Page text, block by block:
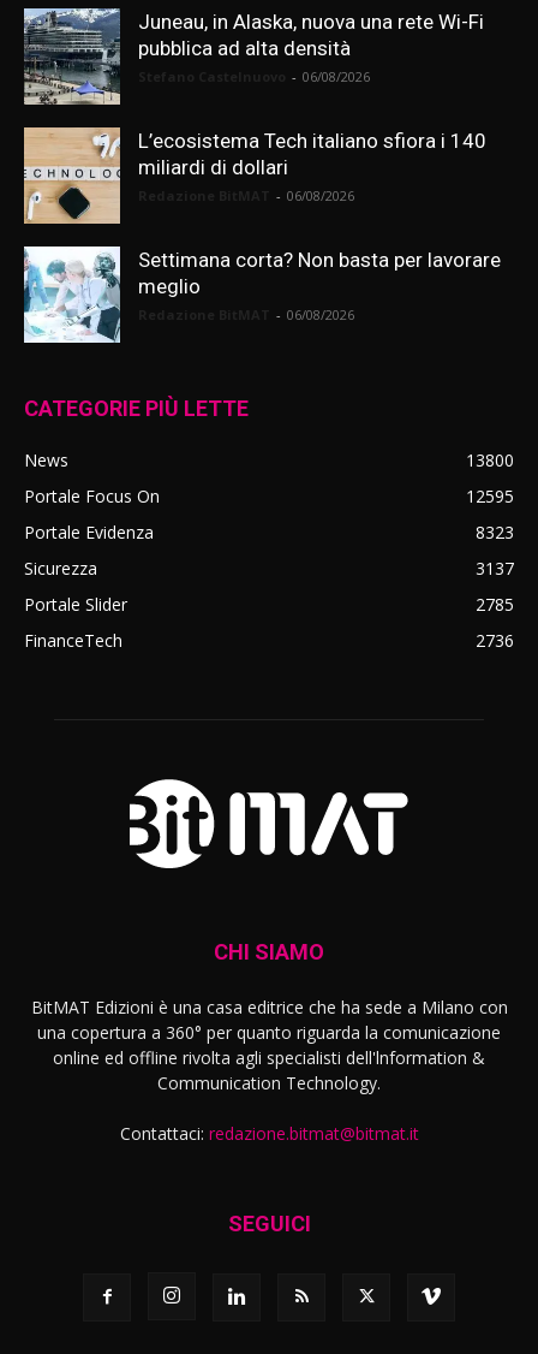
Juneau, in Alaska, nuova una rete Wi-Fi
pubblica ad alta densità
- 06/08/2026
L’ecosistema Tech italiano sfiora i 140
miliardi di dollari
- 06/08/2026
Settimana corta? Non basta per lavorare
meglio
- 06/08/2026
CATEGORIE PIÙ LETTE
News
13800
Portale Focus On
12595
Portale Evidenza
8323
Sicurezza
3137
Portale Slider
2785
FinanceTech
2736
CHI SIAMO
BitMAT Edizioni è una casa editrice che ha sede a Milano con
una copertura a 360° per quanto riguarda la comunicazione
online ed offline rivolta agli specialisti dell'lnformation &
Communication Technology.
Contattaci: redazione.bitmat@bitmat.it
SEGUICI